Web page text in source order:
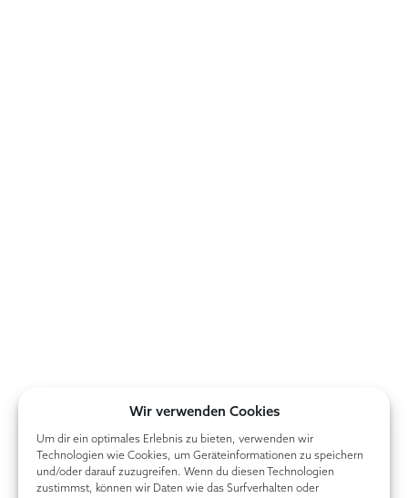
Wir verwenden Cookies
Um dir ein optimales Erlebnis zu bieten, verwenden wir
Technologien wie Cookies, um Geräteinformationen zu speichern
und/oder darauf zuzugreifen. Wenn du diesen Technologien
zustimmst, können wir Daten wie das Surfverhalten oder